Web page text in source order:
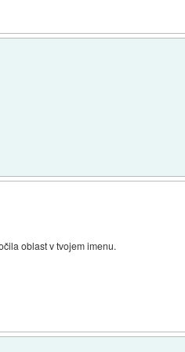
oblast v tvojem imenu.